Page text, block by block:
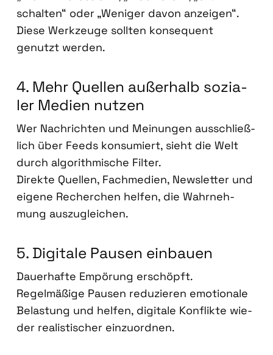
schal­ten“ oder „Weni­ger davon anzei­gen“.
Die­se Werk­zeu­ge soll­ten kon­se­quent
genutzt wer­den.
4. Mehr Quel­len außer­halb sozia­
ler Medi­en nut­zen
Wer Nach­rich­ten und Mei­nun­gen aus­schließ­
lich über Feeds kon­su­miert, sieht die Welt
durch algo­rith­mi­sche Fil­ter.
Direk­te Quel­len, Fach­me­di­en, News­let­ter und
eige­ne Recher­chen hel­fen, die Wahr­neh­
mung aus­zu­glei­chen.
5. Digi­ta­le Pau­sen ein­bau­en
Dau­er­haf­te Empö­rung erschöpft.
Regel­mä­ßi­ge Pau­sen redu­zie­ren emo­tio­na­le
Belas­tung und hel­fen, digi­ta­le Kon­flik­te wie­
der rea­lis­ti­scher ein­zu­ord­nen.